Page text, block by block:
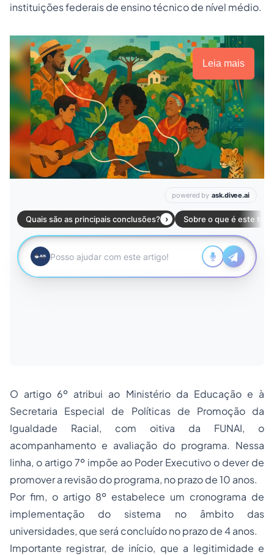
instituições federais de ensino técnico de nível médio.
Leia mais
O artigo 6º atribui ao Ministério da Educação e à
Secretaria Especial de Políticas de Promoção da
Igualdade Racial, com oitiva da FUNAI, o
acompanhamento e avaliação do programa. Nessa
linha, o artigo 7º impõe ao Poder Executivo o dever de
promover a revisão do programa, no prazo de 10 anos.
Por fim, o artigo 8º estabelece um cronograma de
implementação do sistema no âmbito das
universidades, que será concluído no prazo de 4 anos.
Importante registrar, de início, que a legitimidade e